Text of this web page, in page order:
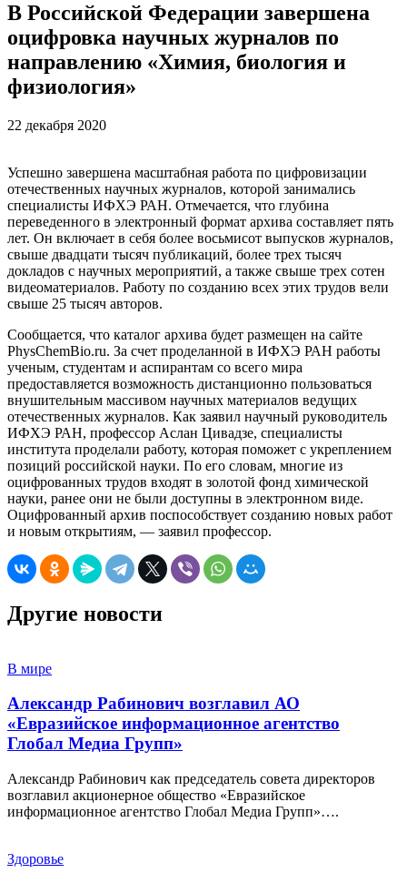
В Российской Федерации завершена
оцифровка научных журналов по
направлению «Химия, биология и
физиология»
22 декабря 2020
Успешно завершена масштабная работа по цифровизации
отечественных научных журналов, которой занимались
специалисты ИФХЭ РАН. Отмечается, что глубина
переведенного в электронный формат архива составляет пять
лет. Он включает в себя более восьмисот выпусков журналов,
свыше двадцати тысяч публикаций, более трех тысяч
докладов с научных мероприятий, а также свыше трех сотен
видеоматериалов. Работу по созданию всех этих трудов вели
свыше 25 тысяч авторов.
Сообщается, что каталог архива будет размещен на сайте
PhysChemBio.ru. За счет проделанной в ИФХЭ РАН работы
ученым, студентам и аспирантам со всего мира
предоставляется возможность дистанционно пользоваться
внушительным массивом научных материалов ведущих
отечественных журналов. Как заявил научный руководитель
ИФХЭ РАН, профессор Аслан Цивадзе, специалисты
института проделали работу, которая поможет с укреплением
позиций российской науки. По его словам, многие из
оцифрованных трудов входят в золотой фонд химической
науки, ранее они не были доступны в электронном виде.
Оцифрованный архив поспособствует созданию новых работ
и новым открытиям, — заявил профессор.
Другие новости
В мире
Александр Рабинович возглавил АО
«Евразийское информационное агентство
Глобал Медиа Групп»
Александр Рабинович как председатель совета директоров
возглавил акционерное общество «Евразийское
информационное агентство Глобал Медиа Групп»….
Здоровье